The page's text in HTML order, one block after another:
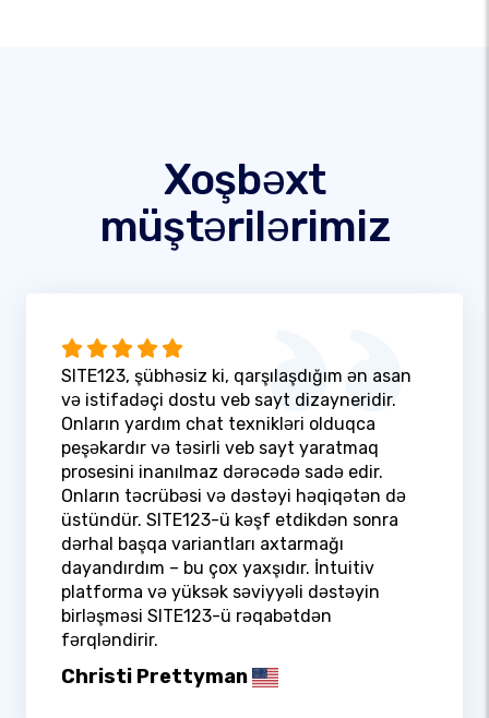
Xoşbəxt
müştərilərimiz
SITE123, şübhəsiz ki, qarşılaşdığım ən asan
və istifadəçi dostu veb sayt dizayneridir.
Onların yardım chat texnikləri olduqca
peşəkardır və təsirli veb sayt yaratmaq
prosesini inanılmaz dərəcədə sadə edir.
Onların təcrübəsi və dəstəyi həqiqətən də
üstündür. SITE123-ü kəşf etdikdən sonra
dərhal başqa variantları axtarmağı
dayandırdım – bu çox yaxşıdır. İntuitiv
platforma və yüksək səviyyəli dəstəyin
birləşməsi SITE123-ü rəqabətdən
fərqləndirir.
Christi Prettyman